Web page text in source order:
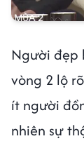
Người đẹp
vòng 2 lộ
ít người
nhiên sự